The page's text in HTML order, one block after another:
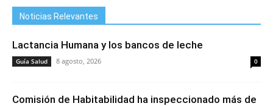
Noticias Relevantes
Lactancia Humana y los bancos de leche
Guía Salud 8 agosto, 2026 0
Comisión de Habitabilidad ha inspeccionado más de